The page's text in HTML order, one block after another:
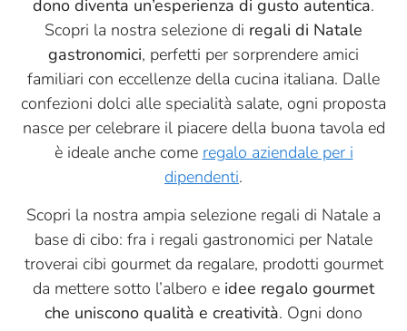
dono diventa un’esperienza di gusto autentica.
Scopri la nostra selezione di regali di Natale
gastronomici, perfetti per sorprendere amici
familiari con eccellenze della cucina italiana. Dalle
confezioni dolci alle specialità salate, ogni proposta
nasce per celebrare il piacere della buona tavola ed
è ideale anche come regalo aziendale per i
dipendenti.
Scopri la nostra ampia selezione regali di Natale a
base di cibo: fra i regali gastronomici per Natale
troverai cibi gourmet da regalare, prodotti gourmet
da mettere sotto l’albero e idee regalo gourmet
che uniscono qualità e creatività. Ogni dono